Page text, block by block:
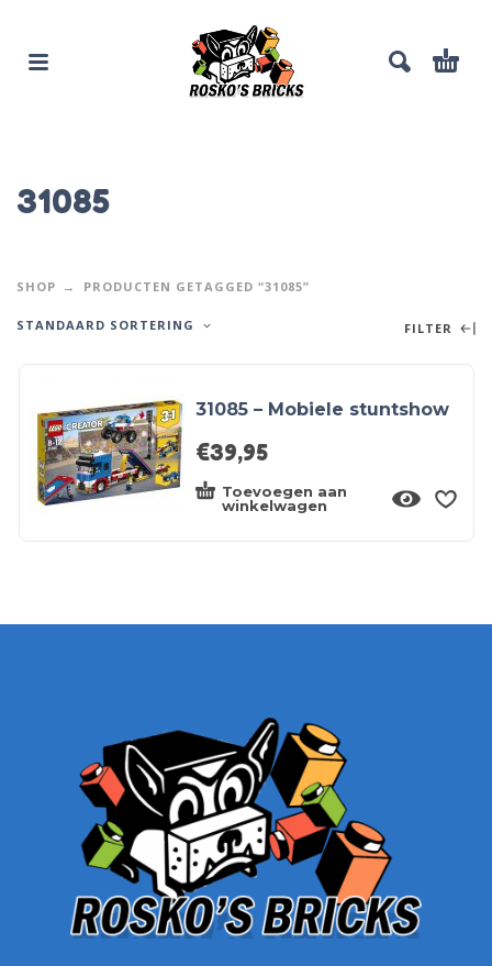
31085
SHOP PRODUCTEN GETAGGED “31085”
STANDAARD SORTERING FILTER
31085 – Mobiele stuntshow
€39,95
Toevoegen aan
winkelwagen